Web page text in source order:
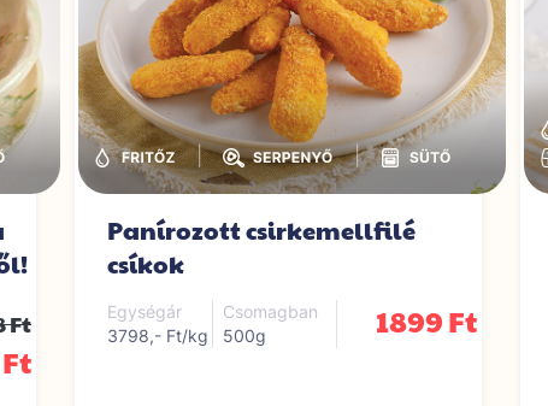
Ft
| |
Panírozott csirkemellfilé
csíkok
Egységár
3798,- Ft/kg
Csomagban
500g
1899 Ft